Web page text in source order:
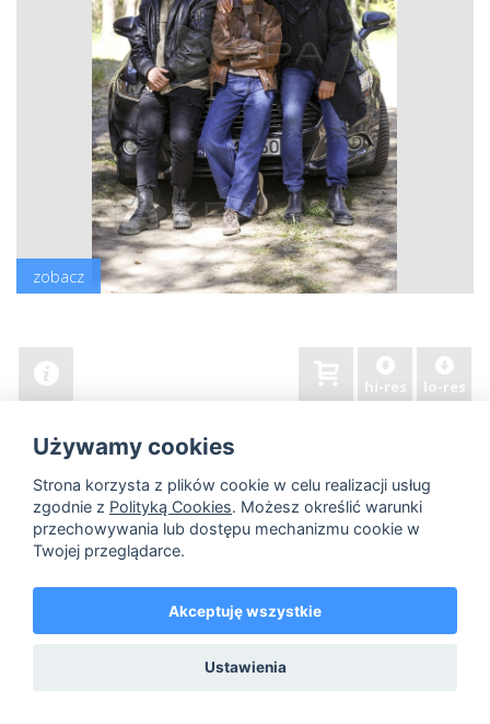
zobacz
hi-res lo-res
Używamy cookies
Strona korzysta z plików cookie w celu realizacji usług
zgodnie z Polityką Cookies. Możesz określić warunki
przechowywania lub dostępu mechanizmu cookie w
Twojej przeglądarce.
Akceptuję wszystkie
Ustawienia